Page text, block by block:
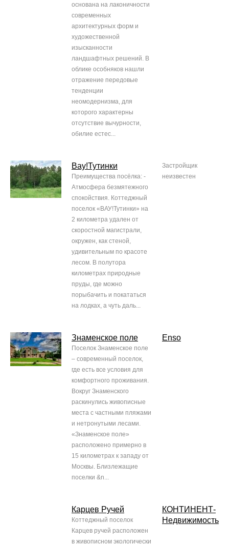
основана на лаконичности
современных
архитектурных форм и
художественной
изысканности
ландшафтных решений. В
облике особняков нашли
отражение передовые
тенденции
неомодернизма, для
которого характерны
отсутствие вычурности,
обилие естес...
Вау!Тутинки
Преимущества посёлка: -
Атмосфера безмятежного
спокойствия. Коттеджный
поселок «ВАУ!Тутинки» на
2 километра удален от
скоростной магистрали,
окружен, как стеной,
удивительным по красоте
лесом. В полутора
километрах природные
пруды, где можно
порыбачить и покататься
на лодках, а чуть даль...
Застройщик
неизвестен
Знаменское поле
Поселок Знаменское поле
– современный поселок,
где есть все условия для
комфортного проживания.
Вокруг Знаменского
раскинулись живописные
места с частными пляжами
и нетронутыми лесами.
«Знаменское поле»
расположено примерно в
15 километрах к западу от
Москвы. Близлежащие
поселки &n...
Enso
Карцев Ручей
Коттеджный поселок
Карцев ручей расположен
в живописном экологически
КОНТИНЕНТ-
Недвижимость